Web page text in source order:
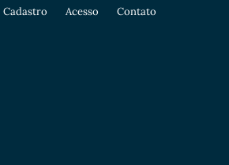
Cadastro Acesso Contato